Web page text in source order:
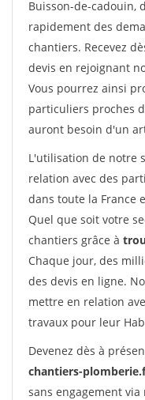
Buisson-de-cadouin,
rapidement des
chantiers. Recevez
devis en rejoignant
Vous pourrez ainsi
particuliers proches
auront besoin d'un
L'utilisation de notre
relation avec des
dans toute la France
Quel que soit votre
chantiers grâce à
Chaque jour, des
des devis en ligne.
mettre en relation
travaux pour leur
Devenez dès à
chantiers-
sans engagement